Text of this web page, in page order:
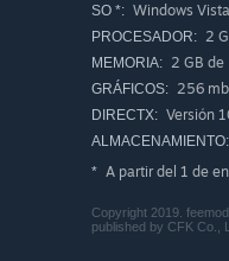
SO *: Windows
PROCESADOR: 2
MEMORIA: 2 GB de
GRÁFICOS: 256
DIRECTX: Versión
ALMACENAMIENTO:
* A partir del 1 de
Copyright 2019.
published by CFK Co.,